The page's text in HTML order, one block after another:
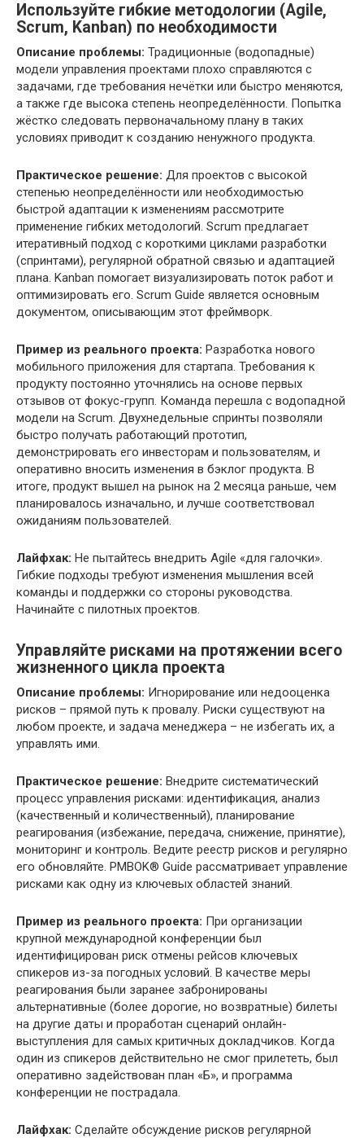
Используйте гибкие методологии (Agile,
Scrum, Kanban) по необходимости
Описание проблемы: Традиционные (водопадные)
модели управления проектами плохо справляются с
задачами, где требования нечётки или быстро меняются,
а также где высока степень неопределённости. Попытка
жёстко следовать первоначальному плану в таких
условиях приводит к созданию ненужного продукта.
Практическое решение: Для проектов с высокой
степенью неопределённости или необходимостью
быстрой адаптации к изменениям рассмотрите
применение гибких методологий. Scrum предлагает
итеративный подход с короткими циклами разработки
(спринтами), регулярной обратной связью и адаптацией
плана. Kanban помогает визуализировать поток работ и
оптимизировать его. Scrum Guide является основным
документом, описывающим этот фреймворк.
Пример из реального проекта: Разработка нового
мобильного приложения для стартапа. Требования к
продукту постоянно уточнялись на основе первых
отзывов от фокус-групп. Команда перешла с водопадной
модели на Scrum. Двухнедельные спринты позволяли
быстро получать работающий прототип,
демонстрировать его инвесторам и пользователям, и
оперативно вносить изменения в бэклог продукта. В
итоге, продукт вышел на рынок на 2 месяца раньше, чем
планировалось изначально, и лучше соответствовал
ожиданиям пользователей.
Лайфхак: Не пытайтесь внедрить Agile «для галочки».
Гибкие подходы требуют изменения мышления всей
команды и поддержки со стороны руководства.
Начинайте с пилотных проектов.
Управляйте рисками на протяжении всего
жизненного цикла проекта
Описание проблемы: Игнорирование или недооценка
рисков – прямой путь к провалу. Риски существуют на
любом проекте, и задача менеджера – не избегать их, а
управлять ими.
Практическое решение: Внедрите систематический
процесс управления рисками: идентификация, анализ
(качественный и количественный), планирование
реагирования (избежание, передача, снижение, принятие),
мониторинг и контроль. Ведите реестр рисков и регулярно
его обновляйте. PMBOK® Guide рассматривает управление
рисками как одну из ключевых областей знаний.
Пример из реального проекта: При организации
крупной международной конференции был
идентифицирован риск отмены рейсов ключевых
спикеров из-за погодных условий. В качестве меры
реагирования были заранее забронированы
альтернативные (более дорогие, но возвратные) билеты
на другие даты и проработан сценарий онлайн-
выступления для самых критичных докладчиков. Когда
один из спикеров действительно не смог прилететь, был
оперативно задействован план «Б», и программа
конференции не пострадала.
Лайфхак: Сделайте обсуждение рисков регулярной